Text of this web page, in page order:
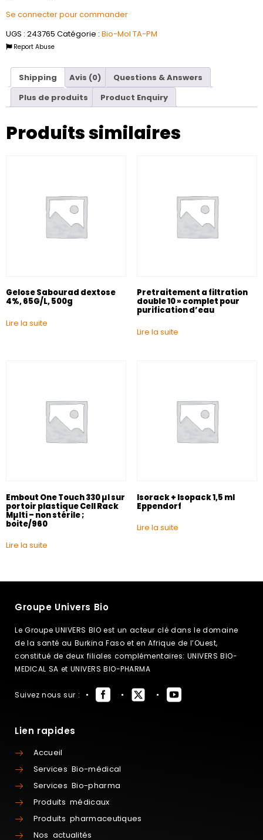
Se connecter pour commander
UGS : 243765 Catégorie : Bio-Mol TA-PM
Report Abuse
Shipping Avis (0)
Questions & Answers
Plus de produits
Product Enquiry
Produits similaires
Gelose Sabourad dextose
4%, 65G/L, 500g
Lire la suite
Pretraitement a filtration
double 10 » complet pour
purification d’eau
Lire la suite
Embout One Touch 330 µl sur
portoir plastique Cell Rack
Mµlti – non stérile ;
boite/960
Lire la suite
Isorack + Isopack 1,5 ml
Eppendorf
Lire la suite
Groupe Univers Bio
Le Groupe UNIVERS BIO est un acteur clé dans le domaine
de la santé au Burkina Faso et en Afrique de l’Ouest,
constitué de deux filiales complémentaires: UNIVERS BIO-
MEDICAL SA et UNIVERS BIO-PHARMA
Suivez nous sur :
Lien rapides
Accueil
Services Bio-médical
Services Bio-pharma
Produits médicaux
Produits pharmaceutiques
Nos actualités